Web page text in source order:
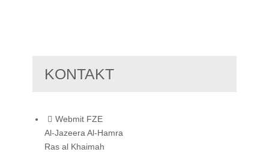
KONTAKT
Webmit FZE
Al-Jazeera Al-Hamra
Ras al Khaimah